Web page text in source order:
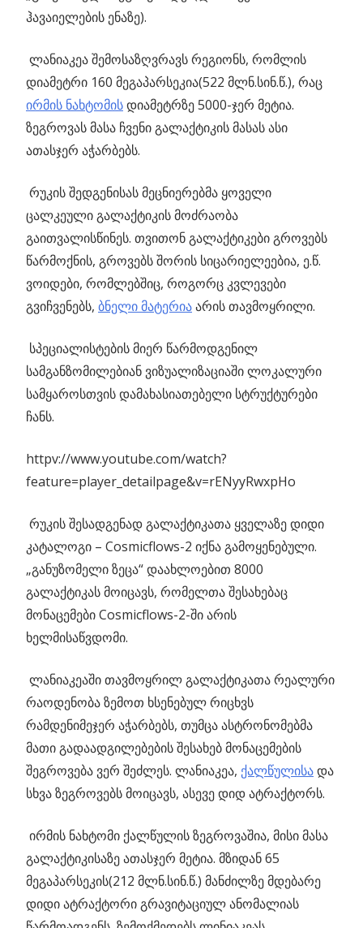
ჰავაიელების ენაზე).
ლანიაკეა შემოსაზღვრავს რეგიონს, რომლის
დიამეტრი 160 მეგაპარსეკია(522 მლნ.სინ.წ.), რაც
ირმის ნახტომისდიამეტრზე 5000-ჯერ მეტია.
ზეგროვას მასა ჩვენი გალაქტიკის მასას ასი
ათასჯერ აჭარბებს.
რუკის შედგენისას მეცნიერებმა ყოველი
ცალკეული გალაქტიკის მოძრაობა
გაითვალისწინეს. თვითონ გალაქტიკები გროვებს
წარმოქნის, გროვებს შორის სიცარიელეებია, ე.წ.
ვოიდები, რომლებშიც, როგორც კვლევები
გვიჩვენებს, ბნელი მატერიაარის თავმოყრილი.
სპეციალისტების მიერ წარმოდგენილ
სამგანზომილებიან ვიზუალიზაციაში ლოკალური
სამყაროსთვის დამახასიათებელი სტრუქტურები
ჩანს.
httpv://www.youtube.com/watch?
feature=player_detailpage&v=rENyyRwxpHo
რუკის შესადგენად გალაქტიკათა ყველაზე დიდი
კატალოგი – Cosmicflows-2 იქნა გამოყენებული.
„განუზომელი ზეცა“ დაახლოებით 8000
გალაქტიკას მოიცავს, რომელთა შესახებაც
მონაცემები Cosmicflows-2-ში არის
ხელმისაწვდომი.
ლანიაკეაში თავმოყრილ გალაქტიკათა რეალური
რაოდენობა ზემოთ ხსენებულ რიცხვს
რამდენიმეჯერ აჭარბებს, თუმცა ასტრონომებმა
მათი გადაადგილებების შესახებ მონაცემების
შეგროვება ვერ შეძლეს. ლანიაკეა, ქალწულისადა
სხვა ზეგროვებს მოიცავს, ასევე დიდ ატრაქტორს.
ირმის ნახტომი ქალწულის ზეგროვაშია, მისი მასა
გალაქტიკისაზე ათასჯერ მეტია. მზიდან 65
მეგაპარსეკის(212 მლნ.სინ.წ.) მანძილზე მდებარე
დიდი ატრაქტორი გრავიტაციულ ანომალიას